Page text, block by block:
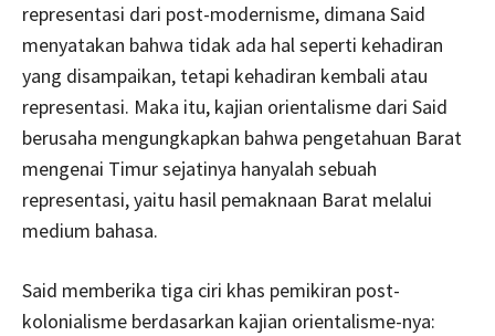
representasi dari post-modernisme, dimana Said
menyatakan bahwa tidak ada hal seperti kehadiran
yang disampaikan, tetapi kehadiran kembali atau
representasi. Maka itu, kajian orientalisme dari Said
berusaha mengungkapkan bahwa pengetahuan Barat
mengenai Timur sejatinya hanyalah sebuah
representasi, yaitu hasil pemaknaan Barat melalui
medium bahasa.
Said memberika tiga ciri khas pemikiran post-
kolonialisme berdasarkan kajian orientalisme-nya: